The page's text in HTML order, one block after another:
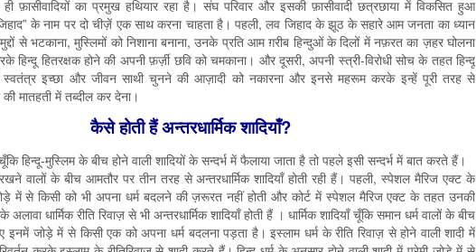
फ़ासीवादियों का प्रमुख हथियार रहा है। संघ परिवार और इसकी फ़ासीवादी छत्रछाया में विकसित हुआ
के नाम पर दो चीज़ें एक साथ करना चाहता है। पहली, लव जिहाद के झूठ के सहारे आम जनता का ध्यान
से भटकाना, मुस्लिमों को निशाना बनाना, उनके प्रति आम ग़रीब हिन्दुओं के दिलों में नफ़रत का ज़हर घोलना
हिन्दू हितरक्षक होने की अपनी फ़र्ज़ी छवि को चमकाना। और दूसरी, अपनी स्त्री-विरोधी सोच के तहत हिन्दू
स्वतंत्र इच्छा और जीवन साथी चुनने की आज़ादी को नकारना और इनसे महरूम करके इन्हें पूरी तरह से
की मातहती में तब्दील कर देना।
कैसे होती हैं अन्तरधार्मिक शादियाँ?
हिन्दू-मुस्लिम के बीच होने वाली शादियों के सन्दर्भ में फैलाया जाता है तो पहले इसी सन्दर्भ में बात करते हैं।
वालों के बीच आमतौर पर तीन तरह से अन्तरधार्मिक शादियाँ होती रही हैं। पहली, स्पेशल मैरिज एक्ट के
में से किसी को भी अपना धर्म बदलने की ज़रूरत नहीं होती और कोर्ट में स्पेशल मैरिज एक्ट के तहत उनकी
धार्मिक रीति रिवाज़ से भी अन्तरधार्मिक शादियाँ होती हैं । धार्मिक शादियाँ चूँकि समान धर्म वालों के बीच
इनमें जोड़े में से किसी एक को अपना धर्म बदलना पड़ता है। इस्लाम धर्म के रीति रिवाज़ से होने वाली शादी में